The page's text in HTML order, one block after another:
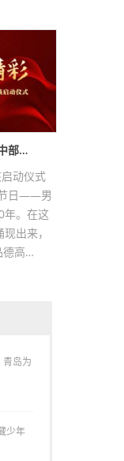
部…
动仪式
日——男
年。在这
出来，
德高…
青岛为
少年